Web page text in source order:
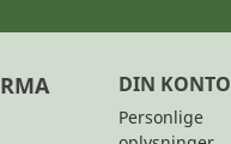
DIN KONTO
Personlige